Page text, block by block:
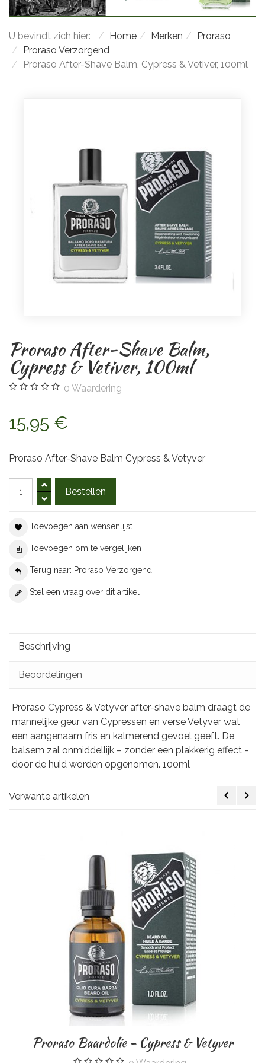
U bevindt zich hier: Home Merken
Proraso
Proraso Verzorgend
Proraso After-Shave Balm, Cypress & Vetiver, 100ml
Proraso After-Shave Balm,
Cypress & Vetiver, 100ml
0 Waardering
15,95 €
Proraso After-Shave Balm Cypress & Vetyver
Toevoegen aan wensenlijst
Toevoegen om te vergelijken
Terug naar: Proraso Verzorgend
Stel een vraag over dit artikel
Beschrijving
Beoordelingen
Proraso Cypress & Vetyver after-shave balm draagt de
mannelijke geur van Cypressen en verse Vetyver wat
een aangenaam fris en kalmerend gevoel geeft. De
balsem zal onmiddellijk – zonder een plakkerig effect -
door de huid worden opgenomen. 100ml
Verwante artikelen
- Cypress & Vetyver